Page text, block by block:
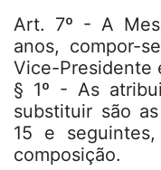
Art. 7º - A
anos, compor-
Vice-Presidente
§ 1º - As
substituir são
15 e
composição.